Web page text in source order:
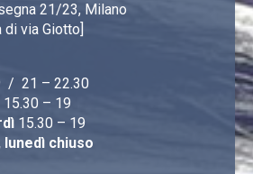
21/23, Milano
di via Giotto]
/ 21 – 22.30
– 19
15.30 – 19
lunedì chiuso